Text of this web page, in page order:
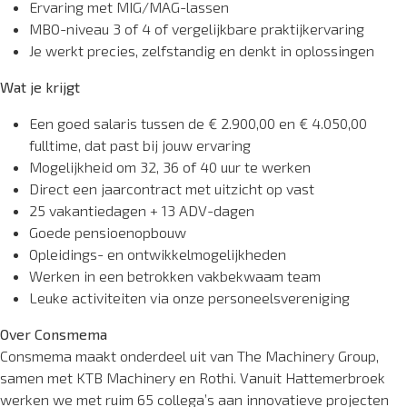
Ervaring met MIG/MAG-lassen
MBO-niveau 3 of 4 of vergelijkbare praktijkervaring
Je werkt precies, zelfstandig en denkt in oplossingen
Wat je krijgt
Een goed salaris tussen de € 2.900,00 en € 4.050,00
fulltime, dat past bij jouw ervaring
Mogelijkheid om 32, 36 of 40 uur te werken
Direct een jaarcontract met uitzicht op vast
25 vakantiedagen + 13 ADV-dagen
Goede pensioenopbouw
Opleidings- en ontwikkelmogelijkheden
Werken in een betrokken vakbekwaam team
Leuke activiteiten via onze personeelsvereniging
Over Consmema
Consmema maakt onderdeel uit van The Machinery Group,
samen met KTB Machinery en Rothi. Vanuit Hattemerbroek
werken we met ruim 65 collega’s aan innovatieve projecten